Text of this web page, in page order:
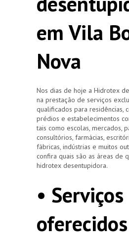
em Vila
Nova
Nos dias de hoje a Hidrotex
na prestação de serviços
qualificados para residências,
prédios e estabelecimentos
tais como escolas, mercados,
consultórios, farmácias,
fábricas, indústrias e muitos
confira quais são as áreas de
hidrotex desentupidora.
• Serviços